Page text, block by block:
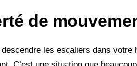
de
les escaliers dans votre
C’est une situation que